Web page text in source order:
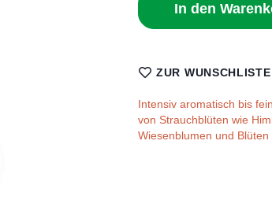
In den
ZUR
Intensiv aromatisch bis
von Strauchblüten wie
Wiesenblumen und